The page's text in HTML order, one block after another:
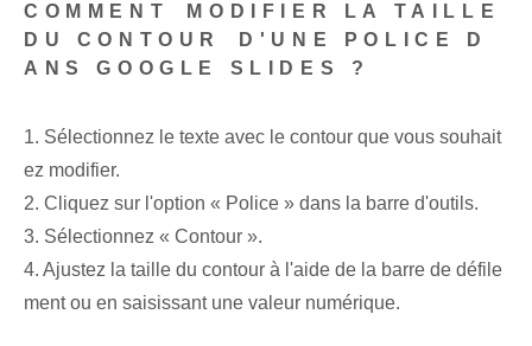
COMMENT⁤ MODIFIER LA TAILLE
DU CONTOUR⁤ D'UNE POLICE D
ANS GOOGLE SLIDES ?
1. ⁤Sélectionnez⁢ le texte avec le ⁣contour que vous souhait
ez modifier.
2. Cliquez sur l'option « Police » dans la barre d'outils.
3. Sélectionnez‌ « Contour ».
4. Ajustez la taille du contour à l'aide de la barre de défile
ment ou en saisissant une valeur numérique.